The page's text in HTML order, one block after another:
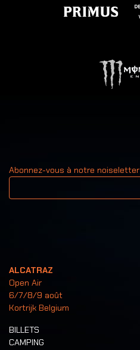
Abonnez-vous à notre noiseletter
Votre adresse email
ALCATRAZ
Open Air
6/7/8/9 août
Kortrijk Belgium
BILLETS
CAMPING